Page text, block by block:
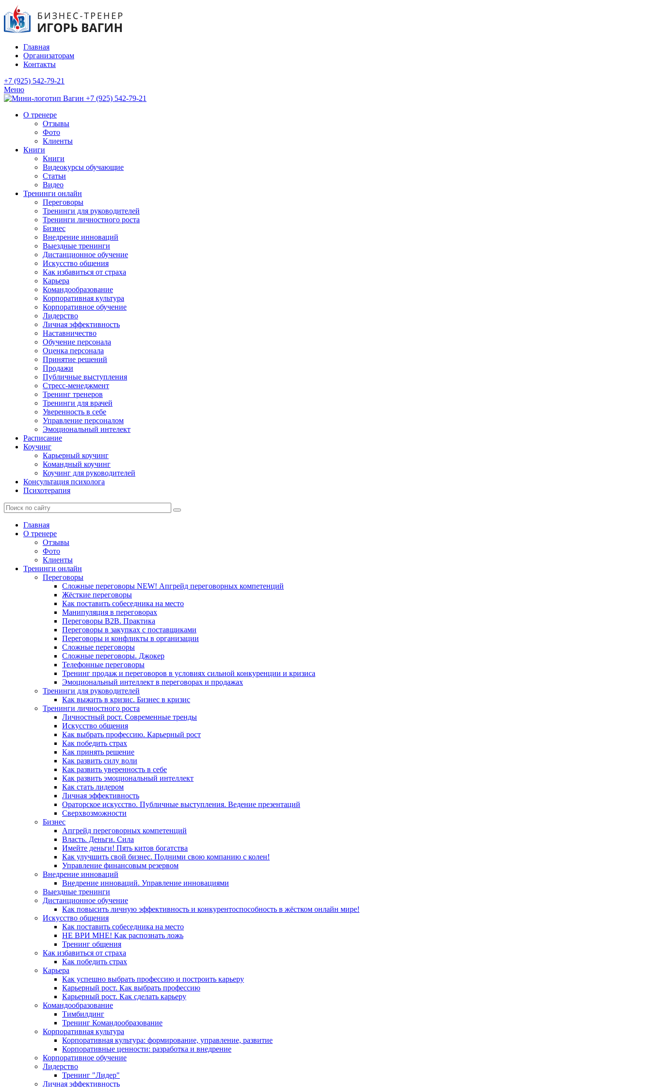
Главная
Организаторам
Контакты
+7 (925) 542-79-21
Меню
+7 (925) 542-79-21
О тренере
Отзывы
Фото
Клиенты
Книги
Книги
Видеокурсы обучающие
Статьи
Видео
Тренинги онлайн
Переговоры
Тренинги для руководителей
Тренинги личностного роста
Бизнес
Внедрение инноваций
Выездные тренинги
Дистанционное обучение
Искусство общения
Как избавиться от страха
Карьера
Командообразование
Корпоративная культура
Корпоративное обучение
Лидерство
Личная эффективность
Наставничество
Обучение персонала
Оценка персонала
Принятие решений
Продажи
Публичные выступления
Стресс-менеджмент
Тренинг тренеров
Тренинги для врачей
Уверенность в себе
Управление персоналом
Эмоциональный интелект
Расписание
Коучинг
Карьерный коучинг
Командный коучинг
Коучинг для руководителей
Консультация психолога
Психотерапия
Главная
О тренере
Отзывы
Фото
Клиенты
Тренинги онлайн
Переговоры
Сложные переговоры NEW! Апгрейд переговорных компетенций
Жёсткие переговоры
Как поставить собеседника на место
Манипуляция в переговорах
Переговоры B2B. Практика
Переговоры в закупках с поставщиками
Переговоры и конфликты в организации
Сложные переговоры
Сложные переговоры. Джокер
Телефонные переговоры
Тренинг продаж и переговоров в условиях сильной конкуренции и кризиса
Эмоциональный интеллект в переговорах и продажах
Тренинги для руководителей
Как выжить в кризис. Бизнес в кризис
Тренинги личностного роста
Личностный рост. Современные тренды
Искусство общения
Как выбрать профессию. Карьерный рост
Как победить страх
Как принять решение
Как развить силу воли
Как развить уверенность в себе
Как развить эмоциональный интеллект
Как стать лидером
Личная эффективность
Ораторское искусство. Публичные выступления. Ведение презентаций
Сверхвозможности
Бизнес
Апгрейд переговорных компетенций
Власть. Деньги. Сила
Имейте деньги! Пять китов богатства
Как улучшить свой бизнес. Подними свою компанию с колен!
Управление финансовым резервом
Внедрение инноваций
Внедрение инноваций. Управление инновациями
Выездные тренинги
Дистанционное обучение
Как повысить личную эффективность и конкурентоспособность в жёстком онлайн мире!
Искусство общения
Как поставить собеседника на место
НЕ ВРИ МНЕ! Как распознать ложь
Тренинг общения
Как избавиться от страха
Как победить страх
Карьера
Как успешно выбрать профессию и построить карьеру
Карьерный рост. Как выбрать профессию
Карьерный рост. Как сделать карьеру
Командообразование
Тимбилдинг
Тренинг Командообразование
Корпоративная культура
Корпоративная культура: формирование, управление, развитие
Корпоративные ценности: разработка и внедрение
Корпоративное обучение
Лидерство
Тренинг "Лидер"
Личная эффективность